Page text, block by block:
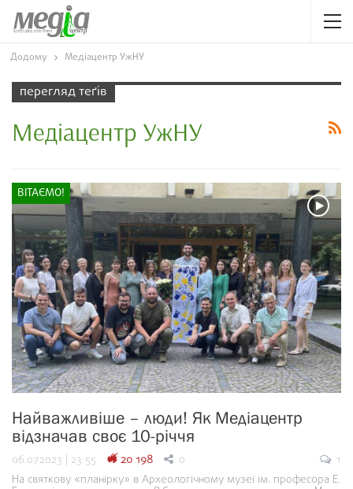
Додому Медіацентр УжНУ
перегляд теґів
Медіацентр УжНУ
ВІТАЄМО!
Найважливіше – люди! Як Медіацентр
відзначав своє 10-річчя
06.07.2023 | 23:55 20 198 0
1
На святкову «планірку» в Археологічному музеї ім. професора Е.